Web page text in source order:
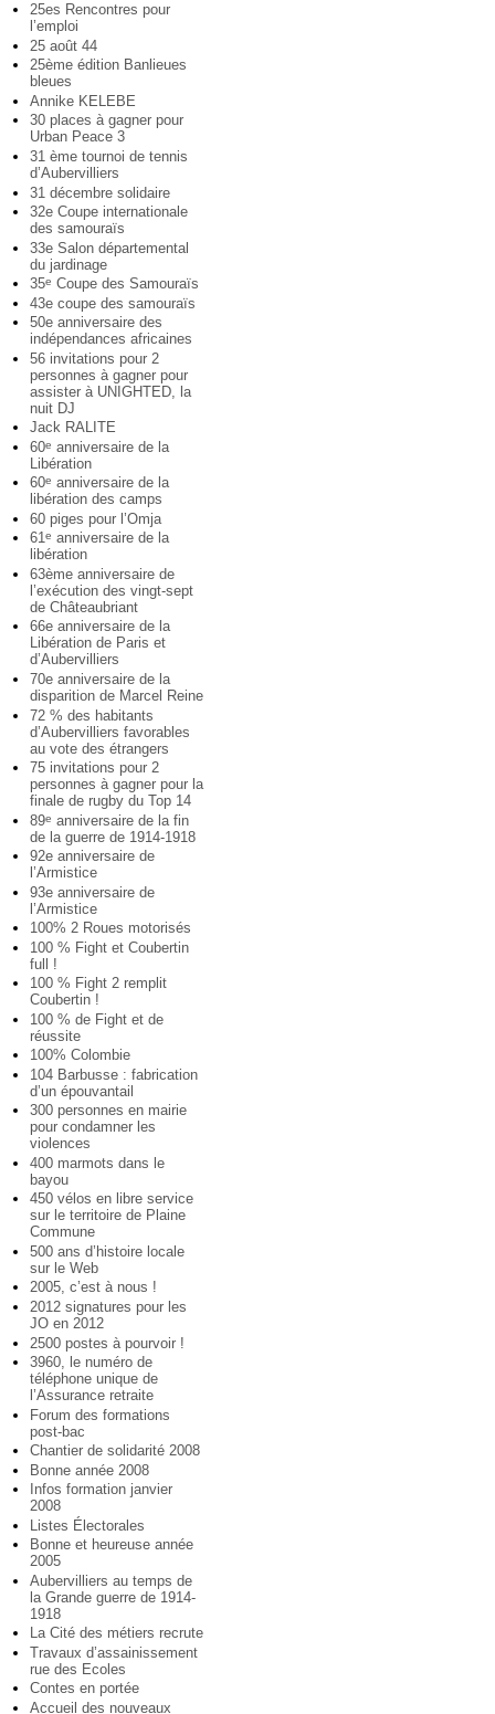
25es Rencontres pour
l’emploi
25 août 44
25ème édition Banlieues
bleues
Annike KELEBE
30 places à gagner pour
Urban Peace 3
31 ème tournoi de tennis
d’Aubervilliers
31 décembre solidaire
32e Coupe internationale
des samouraïs
33e Salon départemental
du jardinage
35e Coupe des Samouraïs
43e coupe des samouraïs
50e anniversaire des
indépendances africaines
56 invitations pour 2
personnes à gagner pour
assister à UNIGHTED, la
nuit DJ
Jack RALITE
60e anniversaire de la
Libération
60e anniversaire de la
libération des camps
60 piges pour l’Omja
61e anniversaire de la
libération
63ème anniversaire de
l’exécution des vingt-sept
de Châteaubriant
66e anniversaire de la
Libération de Paris et
d’Aubervilliers
70e anniversaire de la
disparition de Marcel Reine
72 % des habitants
d’Aubervilliers favorables
au vote des étrangers
75 invitations pour 2
personnes à gagner pour la
finale de rugby du Top 14
89e anniversaire de la fin
de la guerre de 1914-1918
92e anniversaire de
l’Armistice
93e anniversaire de
l’Armistice
100% 2 Roues motorisés
100 % Fight et Coubertin
full !
100 % Fight 2 remplit
Coubertin !
100 % de Fight et de
réussite
100% Colombie
104 Barbusse : fabrication
d’un épouvantail
300 personnes en mairie
pour condamner les
violences
400 marmots dans le
bayou
450 vélos en libre service
sur le territoire de Plaine
Commune
500 ans d’histoire locale
sur le Web
2005, c’est à nous !
2012 signatures pour les
JO en 2012
2500 postes à pourvoir !
3960, le numéro de
téléphone unique de
l’Assurance retraite
Forum des formations
post-bac
Chantier de solidarité 2008
Bonne année 2008
Infos formation janvier
2008
Listes Électorales
Bonne et heureuse année
2005
Aubervilliers au temps de
la Grande guerre de 1914-
1918
La Cité des métiers recrute
Travaux d’assainissement
rue des Ecoles
Contes en portée
Accueil des nouveaux